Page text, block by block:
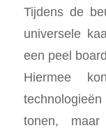
Tijdens de
universele
een peel
Hiermee
tonen, maar